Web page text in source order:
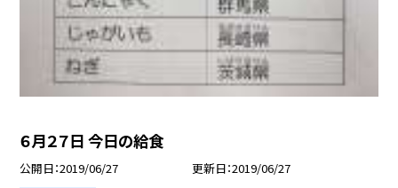
６月２７日 今日の給食
公開日 2019/06/27 更新日 2019/06/27